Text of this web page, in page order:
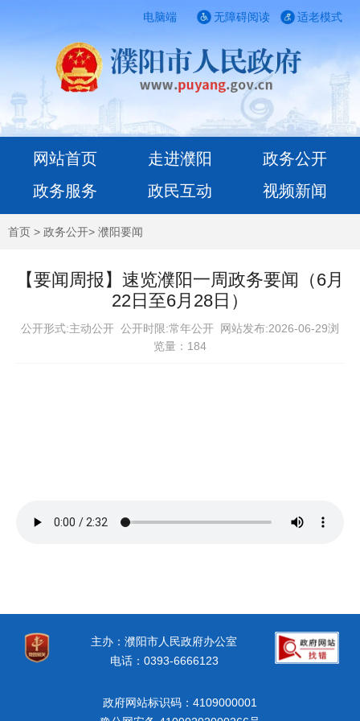
电脑端 适老模式
无障碍阅读
网站首页 走进濮阳
政务公开
政务服务
政民互动 视频新闻
首页 > 政务公开> 濮阳要闻
【要闻周报】速览濮阳一周政务要闻（6月
22日至6月28日）
公开形式:主动公开 公开时限:常年公开
网站发布:2026-06-29浏
览量： 184
主办：濮阳市人民政府办公室
电话：0393-6666123
政府网站标识码：4109000001